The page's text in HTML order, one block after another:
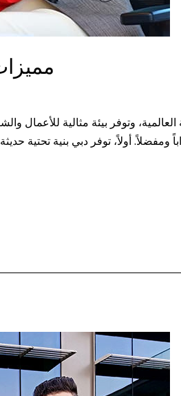
العالمية، وتوفر بيئة مثالية
ومفضلاً. أولاً، توفر دبي بنية